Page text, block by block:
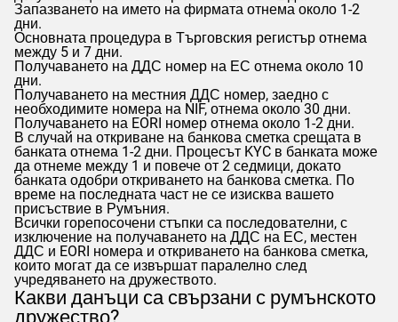
Запазването на името на фирмата отнема около 1-2
дни.
Основната процедура в Търговския регистър отнема
между 5 и 7 дни.
Получаването на ДДС номер на ЕС отнема около 10
дни.
Получаването на местния ДДС номер, заедно с
необходимите номера на NIF, отнема около 30 дни.
Получаването на EORI номер отнема около 1-2 дни.
В случай на откриване на банкова сметка срещата в
банката отнема 1-2 дни. Процесът KYC в банката може
да отнеме между 1 и повече от 2 седмици, докато
банката одобри откриването на банкова сметка. По
време на последната част не се изисква вашето
присъствие в Румъния.
Всички горепосочени стъпки са последователни, с
изключение на получаването на ДДС на ЕС, местен
ДДС и EORI номера и откриването на банкова сметка,
които могат да се извършат паралелно след
учредяването на дружеството.
Какви данъци са свързани с румънското
дружество?